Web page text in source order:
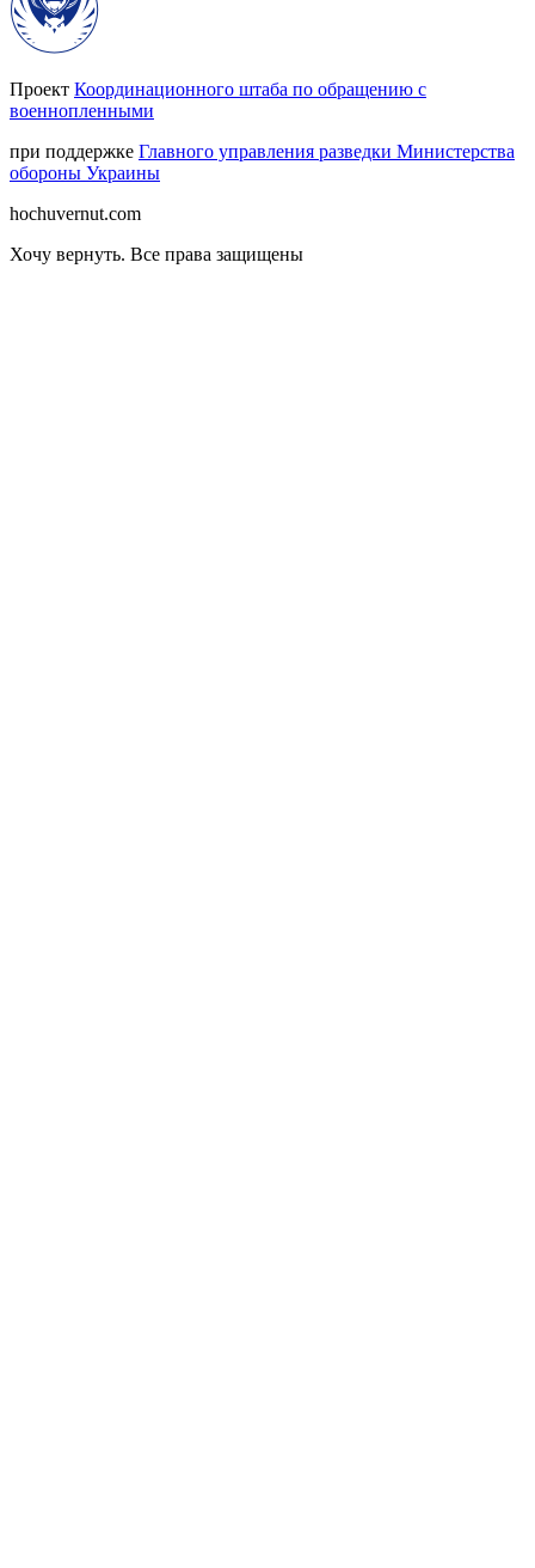
Проект Координационного штаба по обращению с
военнопленными
при поддержке Главного управления разведки Министерства
обороны Украины
hochuvernut.com
Хочу вернуть. Все права защищены